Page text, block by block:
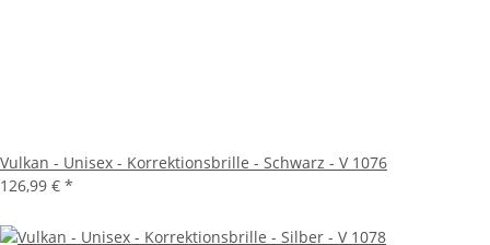
Vulkan - Unisex - Korrektionsbrille - Schwarz - V 1076
126,99 € *